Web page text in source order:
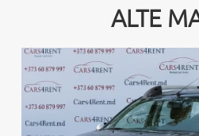
ALTE